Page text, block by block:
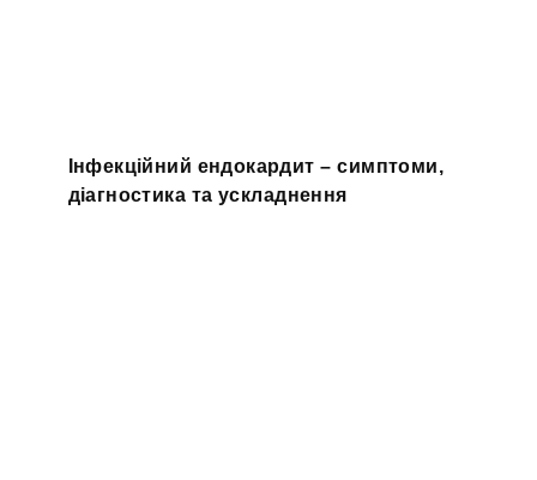
Інфекційний ендокардит – симптоми,
діагностика та ускладнення